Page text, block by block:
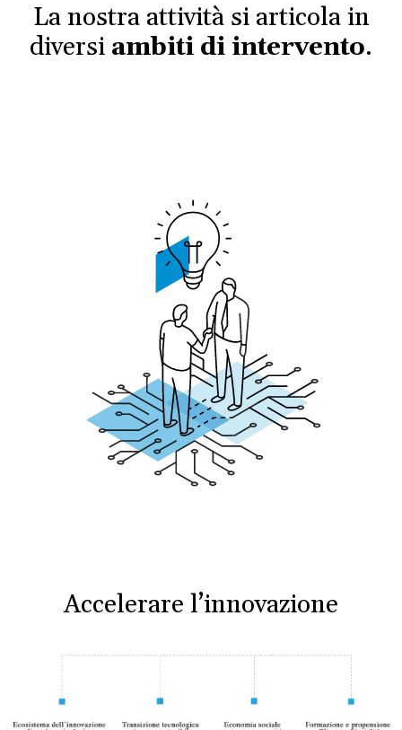
La nostra attività si articola in
diversi ambiti di intervento.
Accelerare l’innovazione